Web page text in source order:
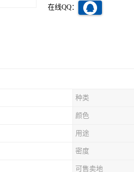
在线QQ：
种类
颜色
用途
密度
可售卖地